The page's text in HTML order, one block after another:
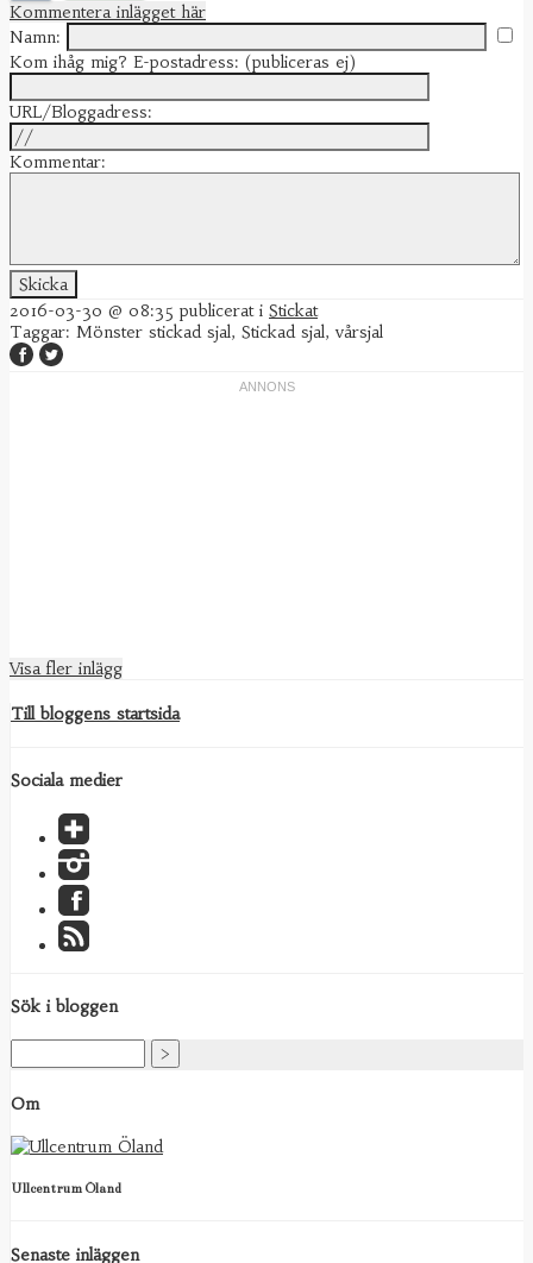
Kommentera inlägget här
Namn:
Kom ihåg mig? E-postadress: (publiceras ej)
URL/Bloggadress:
Kommentar:
2016-03-30 @ 08:35 publicerat i Stickat
Taggar: Mönster stickad sjal, Stickad sjal,vårsjal
Visa fler inlägg
Till bloggens startsida
Sociala medier
Sök i bloggen
Om
Ullcentrum Öland
Senaste inläggen